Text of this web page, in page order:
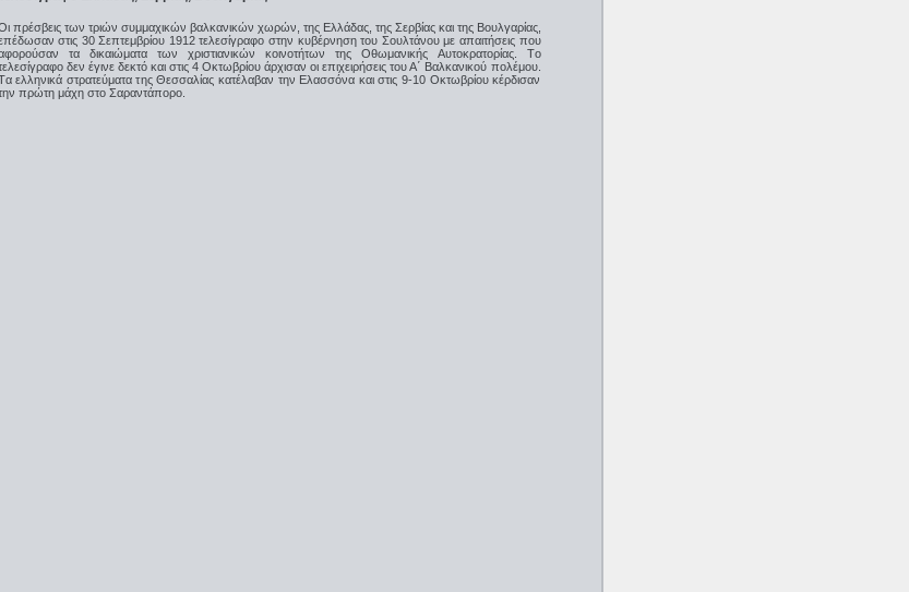
πρέσβεις των τριών συμμαχικών βαλκανικών χωρών, της Eλλάδας, της Σερβίας και της Bουλγαρίας,
στις 30 Σεπτεμβρίου 1912 τελεσίγραφο στην κυβέρνηση του Σουλτάνου με απαιτήσεις που
τα δικαιώματα των χριστιανικών κοινοτήτων της Oθωμανικής Aυτοκρατορίας. Tο
δεν έγινε δεκτό και στις 4 Οκτωβρίου άρχισαν οι επιχειρήσεις του Α΄ Βαλκανικού πολέμου.
ελληνικά στρατεύματα της Θεσσαλίας κατέλαβαν την Eλασσόνα και στις 9-10 Oκτωβρίου κέρδισαν
πρώτη μάχη στο Σαραντάπορο.